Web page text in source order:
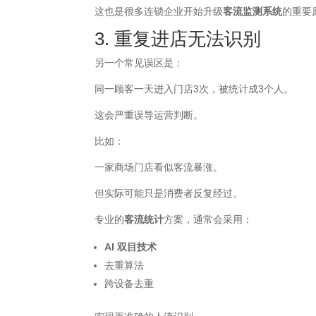
这也是很多连锁企业开始升级客流监测系统的重要
3. 重复进店无法识别
另一个常见误区是：
同一顾客一天进入门店3次，被统计成3个人。
这会严重误导运营判断。
比如：
一家商场门店看似客流暴涨。
但实际可能只是消费者反复经过。
专业的客流统计方案，通常会采用：
AI 双目技术
去重算法
跨设备去重